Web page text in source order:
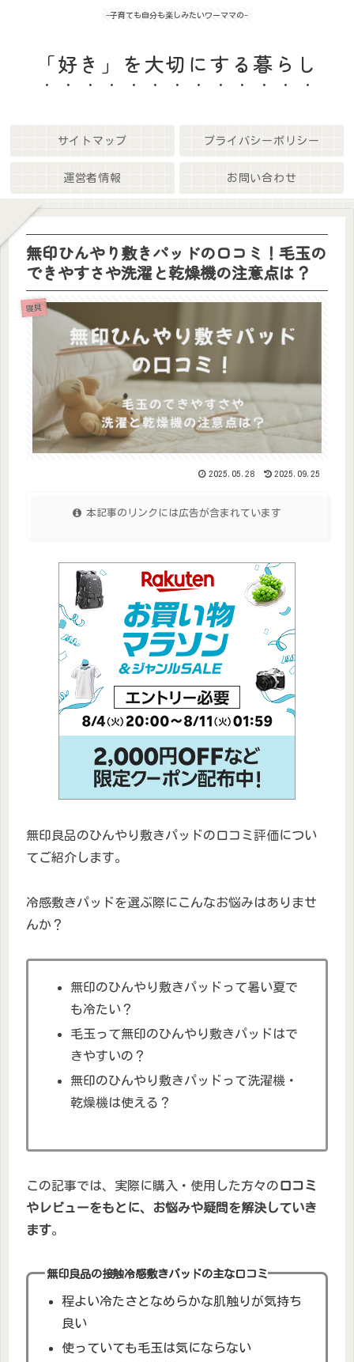
-子育ても自分も楽しみたいワーママの-
「好き」を大切にする暮らし
サイトマップ プライバシーポリシー
運営者情報 お問い合わせ
無印ひんやり敷きパッドの口コミ！毛玉の
できやすさや洗濯と乾燥機の注意点は？
寝具
2025.05.28 2025.09.25
本記事のリンクには広告が含まれています
無印良品のひんやり敷きパッドの口コミ評価につい
てご紹介します。
冷感敷きパッドを選ぶ際にこんなお悩みはありませ
んか？
無印のひんやり敷きパッドって暑い夏で
も冷たい？
毛玉って無印のひんやり敷きパッドはで
きやすいの？
無印のひんやり敷きパッドって洗濯機・
乾燥機は使える？
この記事では、実際に購入・使用した方々の口コミ
やレビューをもとに、お悩みや疑問を解決していき
ます。
無印良品の接触冷感敷きパッドの主な口コミ
程よい冷たさとなめらかな肌触りが気持ち
良い
使っていても毛玉は気にならない